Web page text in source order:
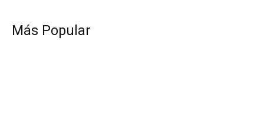
Más Popular